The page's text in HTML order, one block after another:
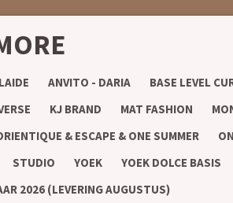
ANVITO - DARIA
BASE LEVEL
KJ BRAND MAT FASHION
& ESCAPE & ONE SUMMER
STUDIO YOEK
YOEK DOLCE BASIS
2026 (LEVERING AUGUSTUS)